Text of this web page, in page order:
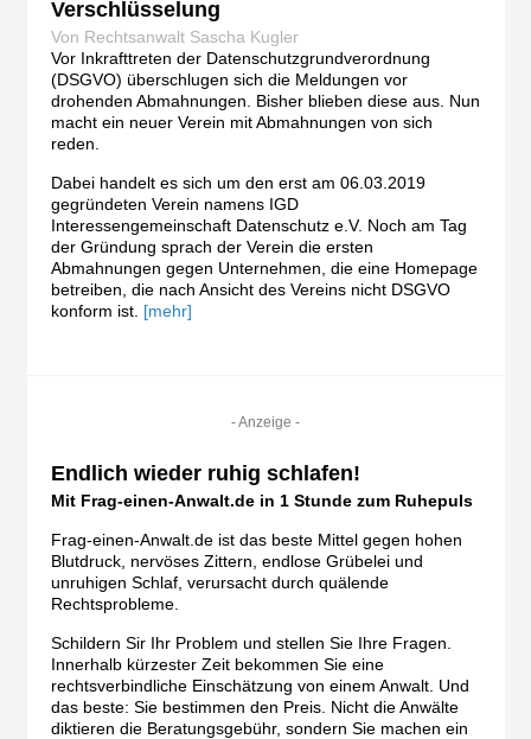
Verschlüsselung
Von Rechtsanwalt Sascha Kugler
Vor Inkrafttreten der Datenschutzgrundverordnung
(DSGVO) überschlugen sich die Meldungen vor
drohenden Abmahnungen. Bisher blieben diese aus. Nun
macht ein neuer Verein mit Abmahnungen von sich
reden.
Dabei handelt es sich um den erst am 06.03.2019
gegründeten Verein namens IGD
Interessengemeinschaft Datenschutz e.V. Noch am Tag
der Gründung sprach der Verein die ersten
Abmahnungen gegen Unternehmen, die eine Homepage
betreiben, die nach Ansicht des Vereins nicht DSGVO
konform ist. [mehr]
- Anzeige -
Endlich wieder ruhig schlafen!
Mit Frag-einen-Anwalt.de in 1 Stunde zum Ruhepuls
Frag-einen-Anwalt.de ist das beste Mittel gegen hohen
Blutdruck, nervöses Zittern, endlose Grübelei und
unruhigen Schlaf, verursacht durch quälende
Rechtsprobleme.
Schildern Sir Ihr Problem und stellen Sie Ihre Fragen.
Innerhalb kürzester Zeit bekommen Sie eine
rechtsverbindliche Einschätzung von einem Anwalt. Und
das beste: Sie bestimmen den Preis. Nicht die Anwälte
diktieren die Beratungsgebühr, sondern Sie machen ein